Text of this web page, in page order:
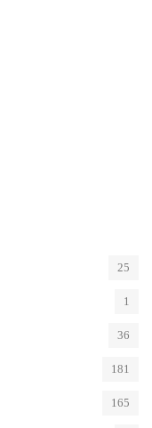
25
1
36
181
165